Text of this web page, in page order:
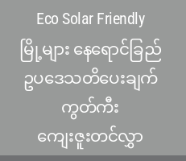
Eco Solar Friendly
မြို့များ နေရောင်ခြည်
ဥပဒေသတိပေးချက်
ကွတ်ကီး
ကျေးဇူးတင်လွှာ